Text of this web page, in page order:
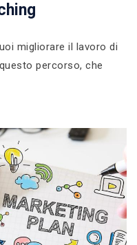
migliorare il lavoro di
percorso, che